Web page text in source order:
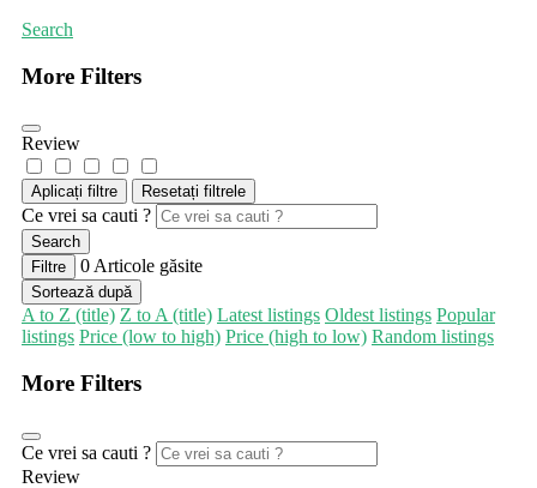
Search
More Filters
Review
Aplicați filtre Resetați filtrele
Ce vrei sa cauti ?
Search
Filtre
0 Articole găsite
Sortează după
A to Z (title) Z to A (title) Latest listings Oldest listings Popular
listings Price (low to high) Price (high to low) Random listings
More Filters
Ce vrei sa cauti ?
Review